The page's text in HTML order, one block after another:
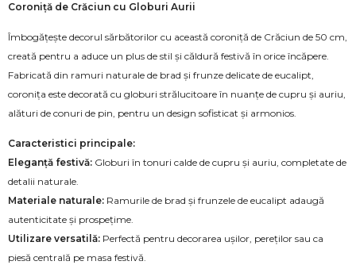
Coroniță de Crăciun cu Globuri Aurii
Îmbogățește decorul sărbătorilor cu această coroniță de Crăciun de 50 cm,
creată pentru a aduce un plus de stil și căldură festivă în orice încăpere.
Fabricată din ramuri naturale de brad și frunze delicate de eucalipt,
coronița este decorată cu globuri strălucitoare în nuanțe de cupru și auriu,
alături de conuri de pin, pentru un design sofisticat și armonios.
Caracteristici principale:
Eleganță festivă: Globuri în tonuri calde de cupru și auriu, completate de
detalii naturale.
Materiale naturale: Ramurile de brad și frunzele de eucalipt adaugă
autenticitate și prospețime.
Utilizare versatilă: Perfectă pentru decorarea ușilor, pereților sau ca
piesă centrală pe masa festivă.